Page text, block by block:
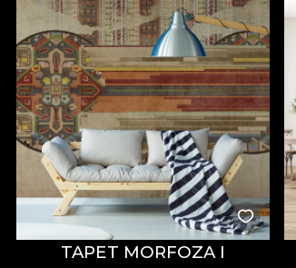
TAPET MORFOZA I